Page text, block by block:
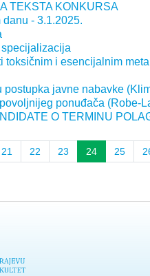
TEKSTA KONKURSA
- 3.1.2025.
toksičnim i esencijalnim
postupka javne nabavke
ponuđača (Robe-
O TERMINU
21 22 23 24 25